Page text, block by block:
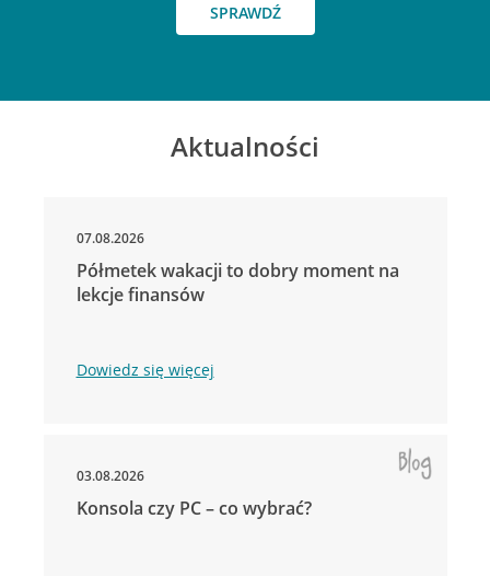
SPRAWDŹ
Aktualności
07.08.2026
Półmetek wakacji to dobry moment na
lekcje finansów
Dowiedz się więcej
03.08.2026
Konsola czy PC – co wybrać?